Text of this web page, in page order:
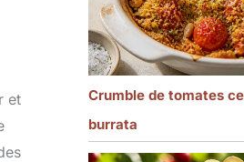
et
Crumble de tomates
burrata